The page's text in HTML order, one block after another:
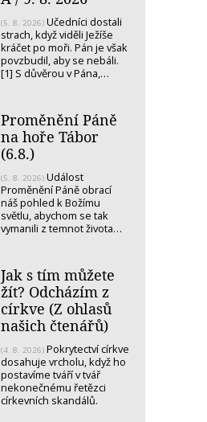
(5. 8. 2026) Učedníci dostali
strach, když viděli Ježíše
kráčet po moři. Pán je však
povzbudil, aby se nebáli.
[1] S důvěrou v Pána,…
Proměnění Páně
na hoře Tábor
(6.8.)
(5. 8. 2026) Událost
Proměnění Páně obrací
náš pohled k Božímu
světlu, abychom se tak
vymanili z temnot života…
Jak s tím můžete
žít? Odcházím z
církve (Z ohlasů
našich čtenářů)
(4. 8. 2026) Pokrytectví církve
dosahuje vrcholu, když ho
postavíme tváří v tvář
nekonečnému řetězci
církevních skandálů.